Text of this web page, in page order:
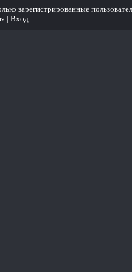
зарегистрированные
|Вход